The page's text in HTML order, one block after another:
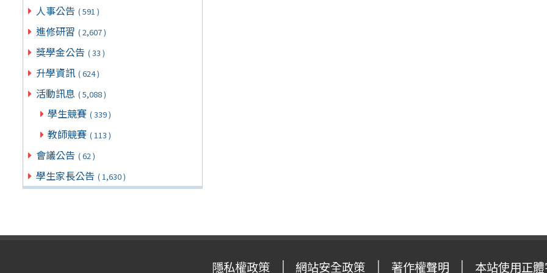
人事公告 ( 591 )
進修研習 ( 2,607 )
獎學金公告 ( 33 )
升學資訊 ( 624 )
活動訊息 ( 5,088 )
學生競賽 ( 339 )
教師競賽 ( 113 )
會議公告 ( 62 )
學生家長公告 ( 1,630 )
隱私權政策 網站安全政策 著作權聲明 本站使用正